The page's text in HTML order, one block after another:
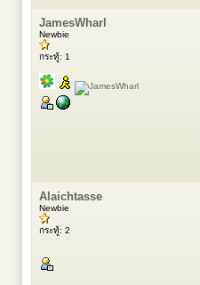
JamesWharl
Newbie
กระทู้: 1
Alaichtasse
Newbie
กระทู้: 2